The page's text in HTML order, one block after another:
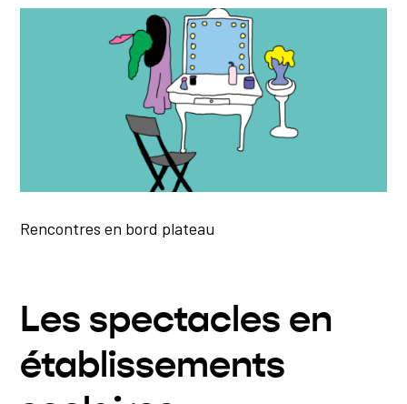
Rencontres en bord plateau
Les spectacles en
établissements